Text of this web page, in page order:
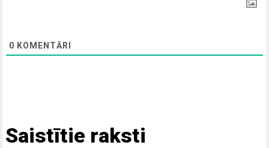
0 KOMENTĀRI
Saistītie raksti